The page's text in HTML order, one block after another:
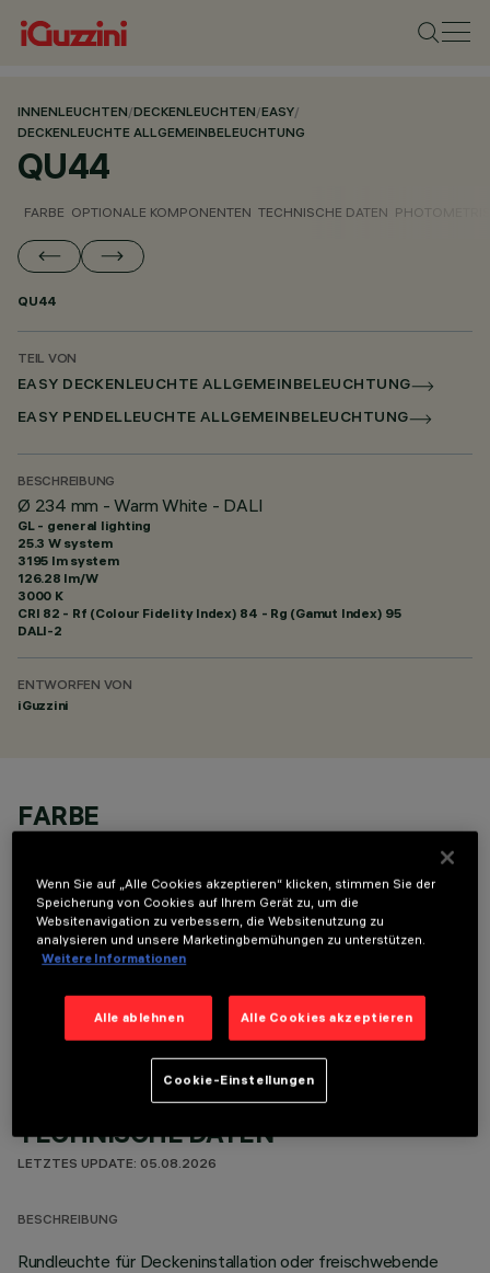
INNENLEUCHTEN/DECKENLEUCHTEN/EASY/
DECKENLEUCHTE ALLGEMEINBELEUCHTUNG
QU44
FARBE OPTIONALE KOMPONENTEN TECHNISCHE DATEN
QU44
TEIL VON
EASY DECKENLEUCHTE ALLGEMEINBELEUCHTUNG
EASY PENDELLEUCHTE ALLGEMEINBELEUCHTUNG
BESCHREIBUNG
Ø 234 mm - Warm White - DALI
GL - general lighting
25.3 W system
3195 lm system
126.28 lm/W
3000 K
CRI 82 - Rf (Colour Fidelity Index) 84 - Rg (Gamut Index) 95
DALI-2
ENTWORFEN VON
iGuzzini
FARBE
OPTIONALE KOMPONENTEN
TECHNISCHE DATEN
LETZTES UPDATE: 05.08.2026
BESCHREIBUNG
Rundleuchte für Deckeninstallation oder freischwebende
Wenn Sie auf „Alle Cookies akzeptieren“ klicken, stimmen Sie der
Speicherung von Cookies auf Ihrem Gerät zu, um die
Websitenavigation zu verbessern, die Websitenutzung zu
analysieren und unsere Marketingbemühungen zu unterstützen.
Weitere Informationen
Alle ablehnen Alle Cookies akzeptieren
Cookie-Einstellungen